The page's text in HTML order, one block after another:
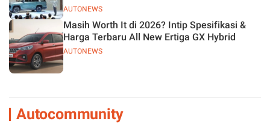
AUTONEWS
AUTONEWS
Masih Worth It di 2026? Intip Spesifikasi &
Harga Terbaru All New Ertiga GX Hybrid
Autocommunity